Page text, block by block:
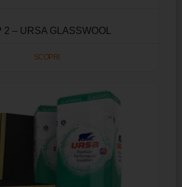
2 – URSA GLASSWOOL
SCOPRI